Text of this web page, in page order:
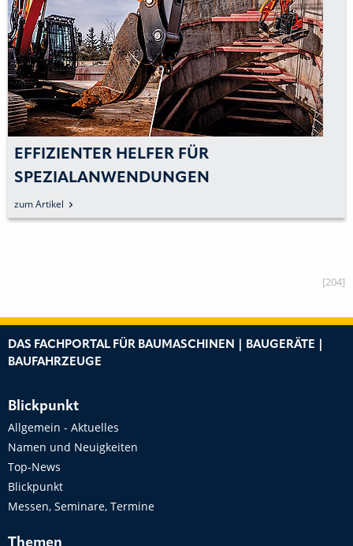
HELFER FÜR
Artikel
[204]
DAS FACHPORTAL FÜR BAUMASCHINEN | BAUGERÄTE |
BAUFAHRZEUGE
Blickpunkt
Allgemein - Aktuelles
Namen und Neuigkeiten
Top-News
Blickpunkt
Messen, Seminare, Termine